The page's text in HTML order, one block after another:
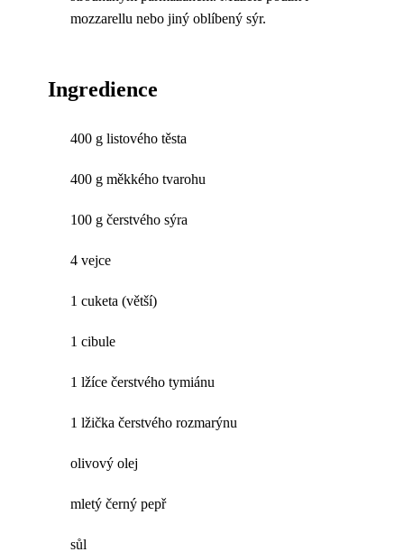
mozzarellu nebo jiný oblíbený sýr.
Ingredience
400 g listového těsta
400 g měkkého tvarohu
100 g čerstvého sýra
4 vejce
1 cuketa (větší)
1 cibule
1 lžíce čerstvého tymiánu
1 lžička čerstvého rozmarýnu
olivový olej
mletý černý pepř
sůl